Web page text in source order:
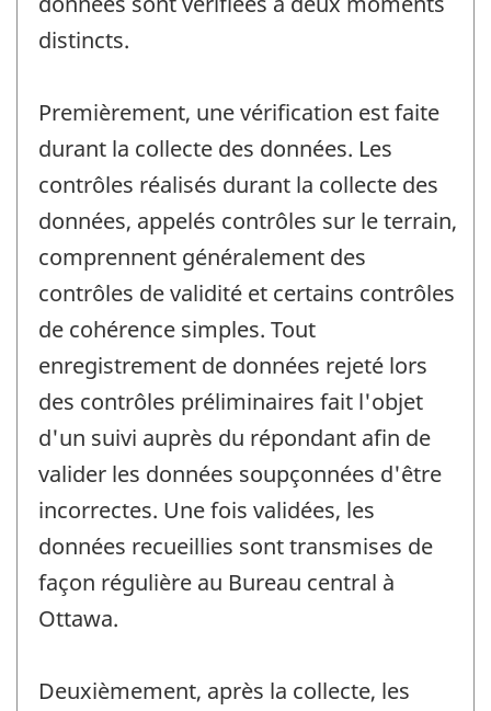
distincts.
Premièrement, une vérification est faite
durant la collecte des données. Les
contrôles réalisés durant la collecte des
données, appelés contrôles sur le terrain,
comprennent généralement des
contrôles de validité et certains contrôles
de cohérence simples. Tout
enregistrement de données rejeté lors
des contrôles préliminaires fait l'objet
d'un suivi auprès du répondant afin de
valider les données soupçonnées d'être
incorrectes. Une fois validées, les
données recueillies sont transmises de
façon régulière au Bureau central à
Ottawa.
Deuxièmement, après la collecte, les